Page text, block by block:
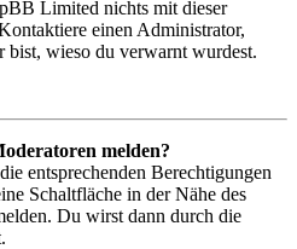
Limited nichts mit dieser
einen Administrator,
bist, wieso du verwarnt wurdest.
melden?
entsprechenden Berechtigungen
Schaltfläche in der Nähe des
Du wirst dann durch die